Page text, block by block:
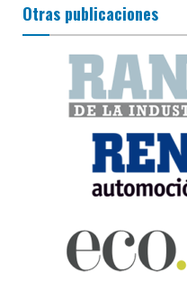
Otras publicaciones